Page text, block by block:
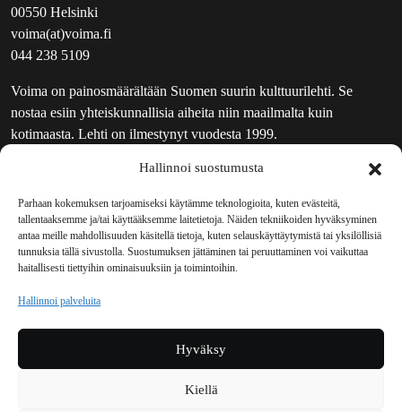
Hallinnoi suostumusta
Parhaan kokemuksen tarjoamiseksi käytämme teknologioita, kuten evästeitä,
tallentaaksemme ja/tai käyttääksemme laitetietoja. Näiden tekniikoiden hyväksyminen
antaa meille mahdollisuuden käsitellä tietoja, kuten selauskäyttäytymistä tai yksilöllisiä
tunnuksia tällä sivustolla. Suostumuksen jättäminen tai peruuttaminen voi vaikuttaa
haitallisesti tiettyihin ominaisuuksiin ja toimintoihin.
Hallinnoi palveluita
Hyväksy
Kiellä
00550 Helsinki
voima(at)voima.fi
044 238 5109
Voima on painosmäärältään Suomen suurin kulttuurilehti. Se
nostaa esiin yhteiskunnallisia aiheita niin maailmalta kuin
kotimaasta. Lehti on ilmestynyt vuodesta 1999.
UUTISKIRJE
MAINOSTAJILLE
VASTAMAINOKSET
JAKELUPAIKAT
REKISTERISELOSTE
TILAUKSEN PERUUTUSPYYNTÖ
TILAUSOHJEET JA -EHDOT